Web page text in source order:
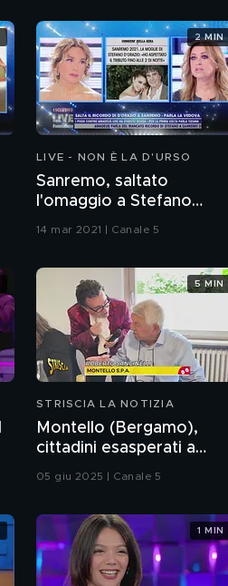
LIVE - NON È LA D'URSO
Sanremo, saltato
l'omaggio a Stefano
14 mar 2021 | Canale 5
2 MIN
STRISCIA LA NOTIZIA
Montello (Bergamo),
cittadini esasperati a
causa di odori
05 giu 2025 | Canale 5
5 MIN
1 MIN